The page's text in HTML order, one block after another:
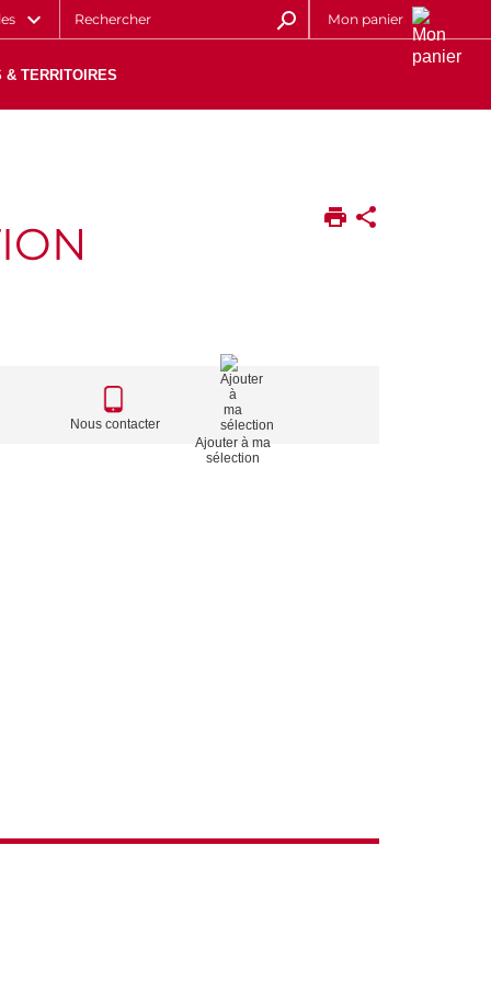
Mon panier
& TERRITOIRES
CALL
TO
ACTIONS
Nous contacter
Ajouter à ma
sélection